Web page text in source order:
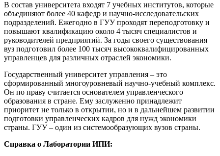
В состав университета входят 7 учебных институтов, которые
объединяют более 40 кафедр и научно-исследовательских
подразделений. Ежегодно в ГУУ проходят переподготовку и
повышают квалификацию около 4 тысяч специалистов и
руководителей предприятий. За годы своего существования
вуз подготовил более 100 тысяч высококвалифицированных
управленцев для различных отраслей экономики.
Государственный университет управления – это
сформированный многоуровневый научно-учебный комплекс.
Он по праву считается основателем управленческого
образования в стране. Ему заслуженно принадлежит
приоритет не только в открытии, но и в дальнейшем развитии
подготовки управленческих кадров для нужд экономики
страны. ГУУ – один из системообразующих вузов страны.
Справка о Лаборатории ИПИ: